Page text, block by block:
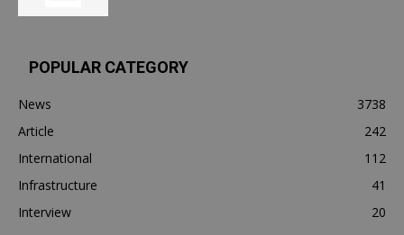
POPULAR CATEGORY
News
3738
Article
242
International
112
Infrastructure
41
Interview
20